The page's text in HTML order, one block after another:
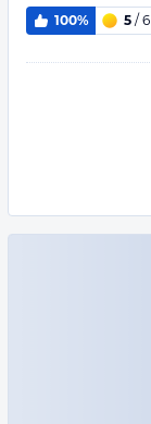
100% 5 / 6